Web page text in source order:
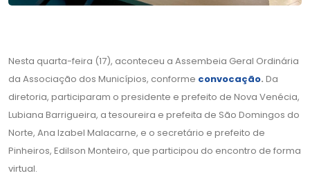
Nesta quarta-feira (17), aconteceu a Assembeia Geral Ordinária
da Associação dos Municípios, conforme convocação. Da
diretoria, participaram o presidente e prefeito de Nova Venécia,
Lubiana Barrigueira, a tesoureira e prefeita de São Domingos do
Norte, Ana Izabel Malacarne, e o secretário e prefeito de
Pinheiros, Edilson Monteiro, que participou do encontro de forma
virtual.